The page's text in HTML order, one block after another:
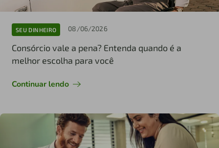
SEU DINHEIRO 08/06/2026
Consórcio vale a pena? Entenda quando é a
melhor escolha para você
Continuar lendo